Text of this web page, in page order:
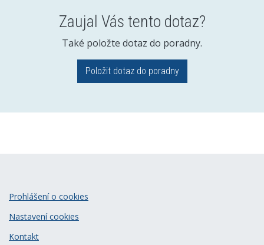
Zaujal Vás tento dotaz?
Také položte dotaz do poradny.
Položit dotaz do poradny
Prohlášení o cookies
Nastavení cookies
Kontakt